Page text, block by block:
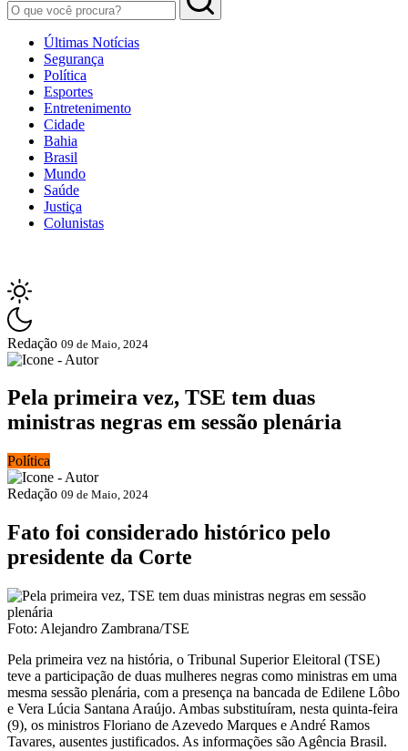
Últimas Notícias
Segurança
Política
Esportes
Entretenimento
Cidade
Bahia
Brasil
Mundo
Saúde
Justiça
Colunistas
Redação 09 de Maio, 2024
Pela primeira vez, TSE tem duas
ministras negras em sessão plenária
Política
Redação 09 de Maio, 2024
Fato foi considerado histórico pelo
presidente da Corte
Foto: Alejandro Zambrana/TSE
Pela primeira vez na história, o Tribunal Superior Eleitoral (TSE)
teve a participação de duas mulheres negras como ministras em uma
mesma sessão plenária, com a presença na bancada de Edilene Lôbo
e Vera Lúcia Santana Araújo. Ambas substituíram, nesta quinta-feira
(9), os ministros Floriano de Azevedo Marques e André Ramos
Tavares, ausentes justificados. As informações são Agência Brasil.